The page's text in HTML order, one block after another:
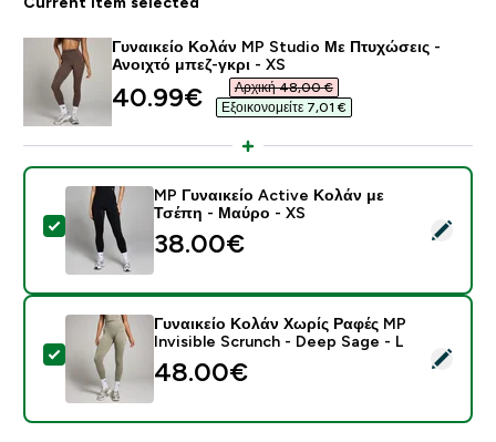
Γυναικείο Κολάν MP Studio Με Πτυχώσεις -
Ανοιχτό μπεζ-γκρι - XS
discounted price
40.99€‎
Αρχική 48,00 €‎
Εξοικονομείτε 7,01 €‎
Select this product - MP Γυναικείο Active Κολάν με
MP Γυναικείο Active Κολάν με
Τσέπη - Μαύρο - XS
38.00€‎
Select this product - Γυναικείο Κολάν Χωρίς Ραφές
Γυναικείο Κολάν Χωρίς Ραφές MP
Invisible Scrunch - Deep Sage - L
48.00€‎